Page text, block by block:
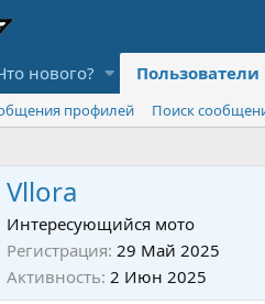
нового? Пользователи
профилей
Поиск
Vllora
Интересующийся мото
Регистрация 29 Май 2025
Активность 2 Июн 2025